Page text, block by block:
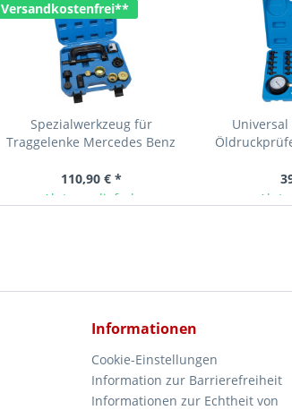
Versandkostenfrei**
Spezialwerkzeug für
Traggelenke Mercedes Benz
W230
110,90 € *
Ab Lager lieferbar
Ab
Informationen
Cookie-Einstellungen
Information zur Barrierefreiheit
Informationen zur Echtheit von